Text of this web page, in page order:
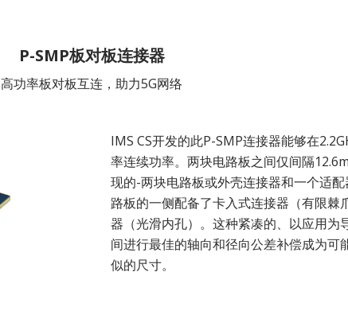
P-SMP板对板连接器
高功率板对板互连，助力5G网络
IMS CS开发的此P-SMP连接器能够在
率连续功率。两块电路板之间仅间隔
现的-两块电路板或外壳连接器和一个适
路板的一侧配备了卡入式连接器（有限棘
器（光滑内孔）。这种紧凑的、以应用为
间进行最佳的轴向和径向公差补偿成为可
似的尺寸。